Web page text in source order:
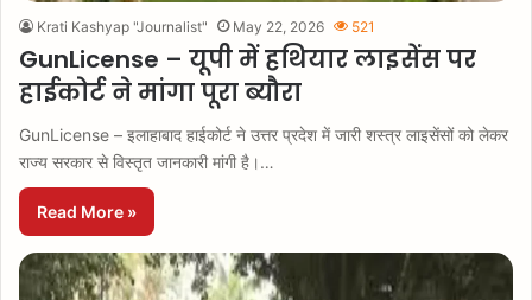
Krati Kashyap "Journalist" May 22, 2026 521
GunLicense – यूपी में हथियार लाइसेंस पर
हाईकोर्ट ने मांगा पूरा ब्यौरा
GunLicense – इलाहाबाद हाईकोर्ट ने उत्तर प्रदेश में जारी शस्त्र लाइसेंसों को लेकर
राज्य सरकार से विस्तृत जानकारी मांगी है।…
Read More »